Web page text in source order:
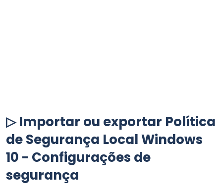
▷ Importar ou exportar Política
de Segurança Local Windows
10 - Configurações de
segurança